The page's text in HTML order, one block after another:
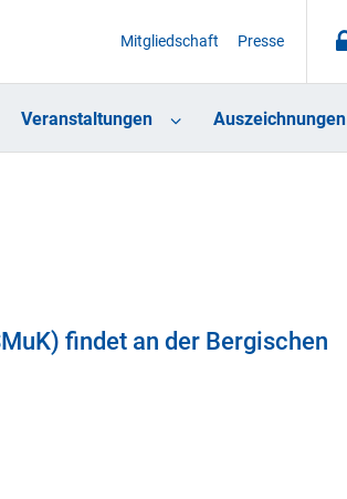
Mitgliedschaft Presse
Veranstaltungen Auszeichnungen
findet an der Bergischen